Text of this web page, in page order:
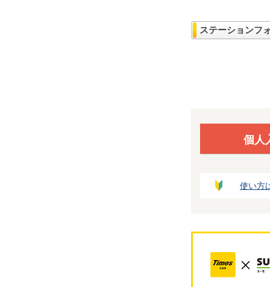
ステーションフ
個人
使い方